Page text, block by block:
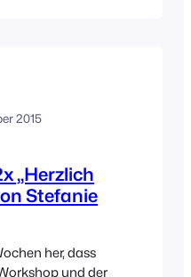
2015
„Herzlich
Stefanie
her, dass
und der